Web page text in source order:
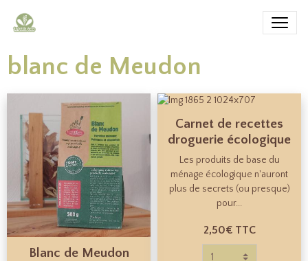
blanc de Meudon
Blanc de Meudon
Carnet de recettes
droguerie écologique
Les produits de base du
ménage écologique n'auront
plus de secrets (ou presque)
pour...
2,50€ TTC